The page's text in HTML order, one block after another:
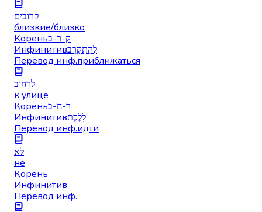
קרובים
близкие/близко
Кореньק-ר-ב
Инфинитивלְהִתְקָרֵב
Перевод инф.приближаться
לרחוב
к улице
Кореньר-ח-ב
Инфинитивלָלֶכֶת
Перевод инф.идти
לא
не
Корень
Инфинитив
Перевод инф.